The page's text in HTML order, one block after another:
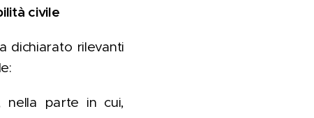
civile
dichiarato rilevanti
nella parte in cui,